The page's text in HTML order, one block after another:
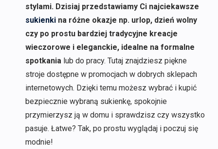
stylami. Dzisiaj przedstawiamy Ci najciekawsze
sukienkina różne okazje np. urlop, dzień wolny
czy po prostu bardziej tradycyjne kreacje
wieczorowe i eleganckie, idealne na formalne
spotkanialub do pracy. Tutaj znajdziesz piękne
stroje dostępne w promocjach w dobrych sklepach
internetowych. Dzięki temu możesz wybrać i kupić
bezpiecznie wybraną sukienkę, spokojnie
przymierzysz ją w domu i sprawdzisz czy wszystko
pasuje. Łatwe? Tak, po prostu wyglądaj i poczuj się
modnie!